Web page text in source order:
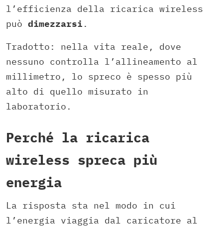
l’efficienza della ricarica wireless
può dimezzarsi .
Tradotto: nella vita reale, dove
nessuno controlla l’allineamento al
millimetro, lo spreco è spesso più
alto di quello misurato in
laboratorio.
Perché la ricarica
wireless spreca più
energia
La risposta sta nel modo in cui
l’energia viaggia dal caricatore al